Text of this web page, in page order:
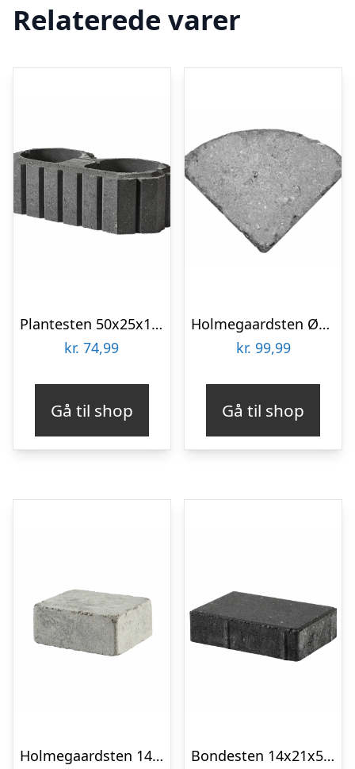
Relaterede varer
Plantesten 50x25x15 cm – Type 8 – Sort/Antracit
kr. 74,99
Gå til shop
Holmegaardsten Ø50×5,5 cm – Centersten – Sort/Antracit
kr. 99,99
Gå til shop
Holmegaardsten 14×10,5×5 cm – Halve – Grå Bondesten 14x21x5 cm Sort/Antracit